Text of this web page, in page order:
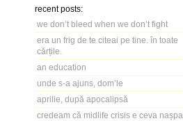
recent posts:
we don’t bleed when we don’t fight
era un frig de te citeai pe tine. în toate
cărțile.
an education
unde s-a ajuns, dom’le
aprilie, după apocalipsă
credeam că midlife crisis e ceva nașpa.